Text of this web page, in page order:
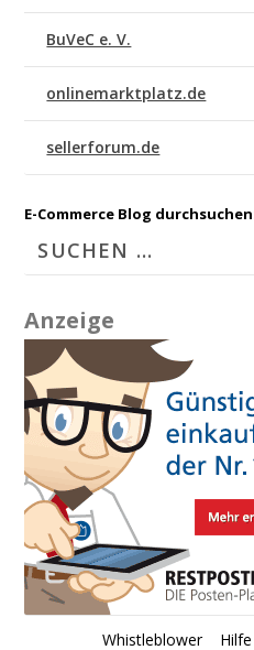
BuVeC e. V.
onlinemarktplatz.de
sellerforum.de
E-Commerce Blog
Anzeige
Whistleblower